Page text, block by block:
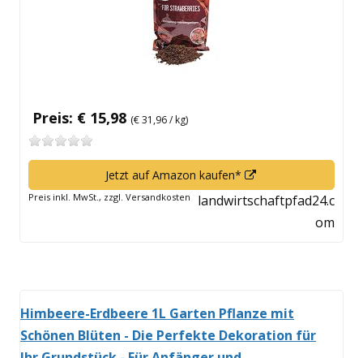
Preis: € 15,98 (€ 31,96 / kg)
Jetzt auf Amazon kaufen*
neuem
Fenster
Preis inkl. MwSt., zzgl. Versandkosten
landwirtschaftpfad24.c
om
Himbeere-Erdbeere 1L Garten Pflanze mit
Schönen Blüten - Die Perfekte Dekoration für